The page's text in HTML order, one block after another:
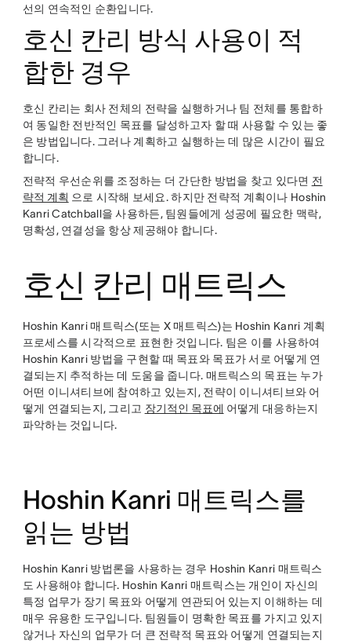
선의 연속적인 순환입니다.
호신 칸리 방식 사용이 적
합한 경우
호신 칸리는 회사 전체의 전략을 실행하거나 팀 전체를 통합하
여 동일한 전반적인 목표를 달성하고자 할 때 사용할 수 있는 좋
은 방법입니다. 그러나 계획하고 실행하는 데 많은 시간이 필요
합니다.
전략적 우선순위를 조정하는 더 간단한 방법을 찾고 있다면 전
략적 계획 으로 시작해 보세요. 하지만 전략적 계획이나 Hoshin
Kanri Catchball을 사용하든, 팀원들에게 성공에 필요한 맥락,
명확성, 연결성을 항상 제공해야 합니다.
호신 칸리 매트릭스
Hoshin Kanri 매트릭스(또는 X 매트릭스)는 Hoshin Kanri 계획
프로세스를 시각적으로 표현한 것입니다. 팀은 이를 사용하여
Hoshin Kanri 방법을 구현할 때 목표와 목표가 서로 어떻게 연
결되는지 추적하는 데 도움을 줍니다. 매트릭스의 목표는 누가
어떤 이니셔티브에 참여하고 있는지, 전략이 이니셔티브와 어
떻게 연결되는지, 그리고 장기적인 목표에 어떻게 대응하는지
파악하는 것입니다.
Hoshin Kanri 매트릭스를
읽는 방법
Hoshin Kanri 방법론을 사용하는 경우 Hoshin Kanri 매트릭스
도 사용해야 합니다. Hoshin Kanri 매트릭스는 개인이 자신의
특정 업무가 장기 목표와 어떻게 연관되어 있는지 이해하는 데
매우 유용한 도구입니다. 팀원들이 명확한 목표를 가지고 있지
않거나 자신의 업무가 더 큰 전략적 목표와 어떻게 연결되는지